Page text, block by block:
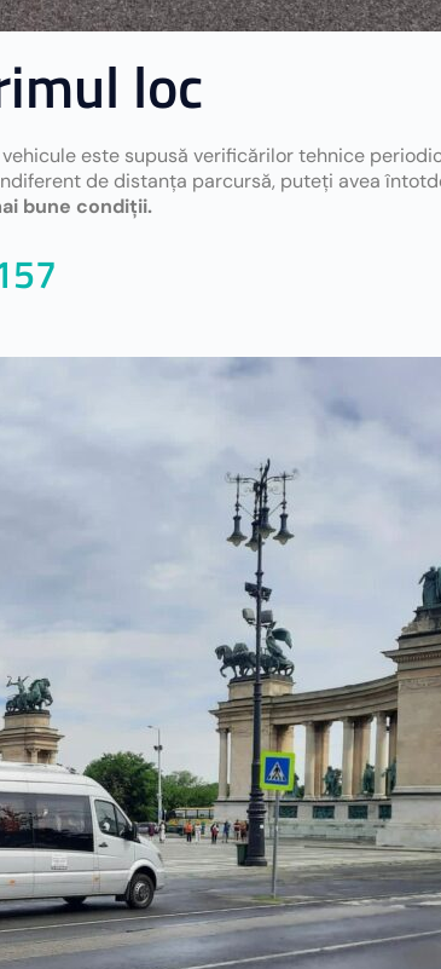
loc
este supusă verificărilor tehnice
de distanța parcursă, puteți avea
bune condiții.